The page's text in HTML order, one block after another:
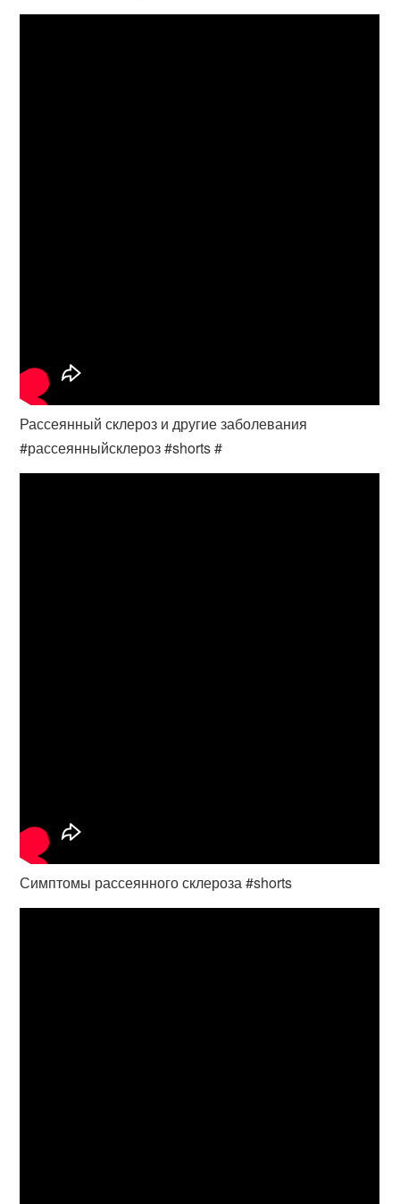
Рассеянный склероз и другие заболевания
#рассеянныйсклероз #shorts #
Симптомы рассеянного склероза #shorts